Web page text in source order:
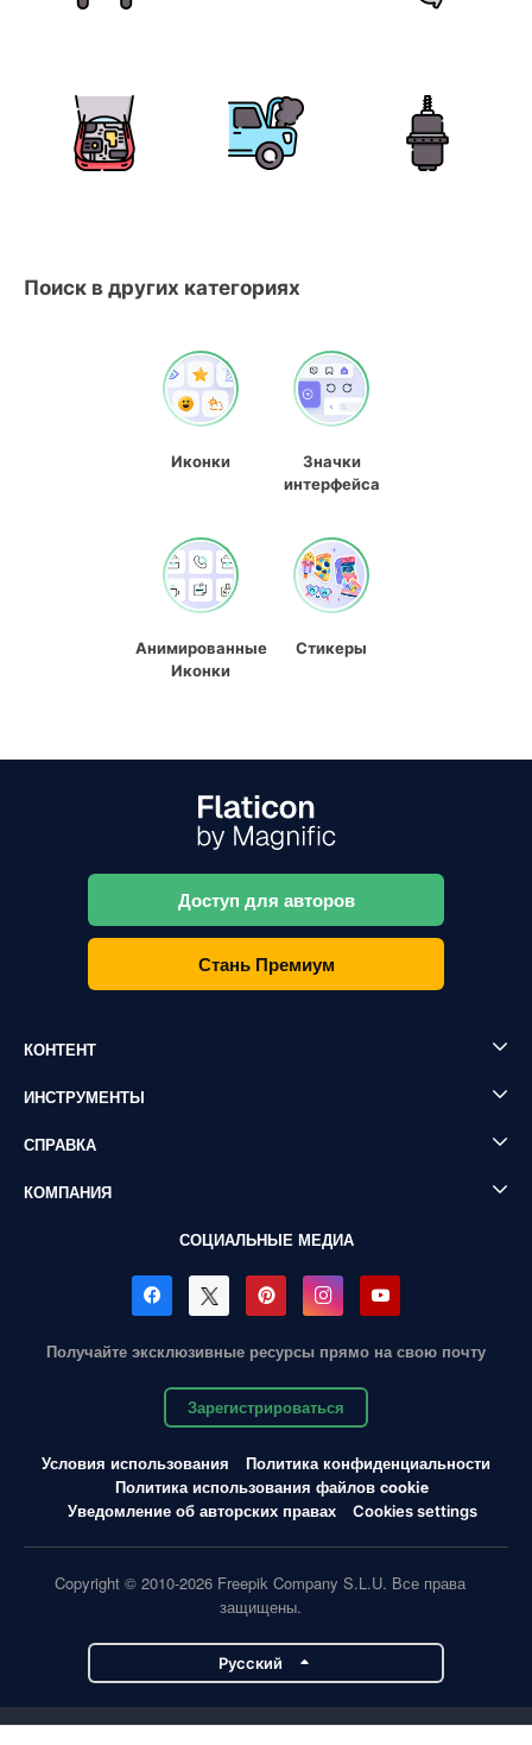
Поиск в других категориях
Иконки
Значки
интерфейса
Анимированные
Иконки
Стикеры
Доступ для авторов
Стань Премиум
КОНТЕНТ
ИНСТРУМЕНТЫ
СПРАВКА
КОМПАНИЯ
СОЦИАЛЬНЫЕ МЕДИА
Получайте эксклюзивные ресурсы прямо на свою почту
Зарегистрироваться
Условия использования
Политика конфиденциальности
Политика использования файлов cookie
Уведомление об авторских правах
Cookies settings
Copyright © 2010-2026 Freepik Company S.L.U. Все права
защищены.
Pусский